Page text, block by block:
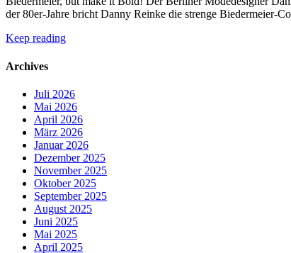
der 80er-Jahre bricht Danny Reinke die strenge Biedermeier-
Keep reading
Archives
Juli 2026
Mai 2026
April 2026
März 2026
Januar 2026
Dezember 2025
November 2025
Oktober 2025
September 2025
August 2025
Juni 2025
Mai 2025
April 2025